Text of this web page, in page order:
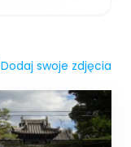
Dodaj swoje zdjęcia